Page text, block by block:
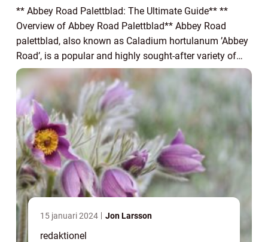
** Abbey Road Palettblad: The Ultimate Guide** **
Overview of Abbey Road Palettblad** Abbey Road
palettblad, also known as Caladium hortulanum ’Abbey
Road’, is a popular and highly sought-after variety of
Caladium. This tropical plant is ...
15 januari 2024 Jon Larsson
redaktionel